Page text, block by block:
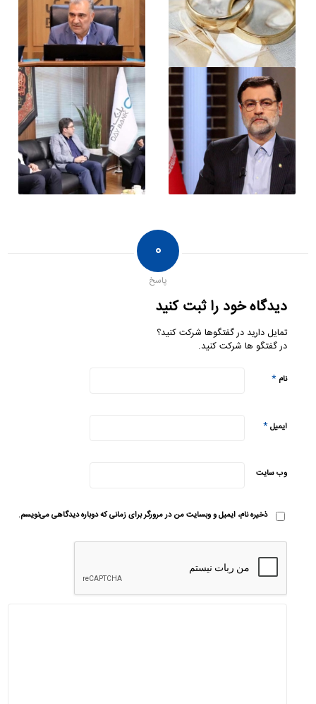
۰
پاسخ
دیدگاه خود را ثبت کنید
تمایل دارید در گفتگوها شرکت کنید؟
در گفتگو ها شرکت کنید.
نام*
ایمیل*
وب‌ سایت
ذخیره نام، ایمیل و وبسایت من در مرورگر برای زمانی که دوباره دیدگاهی می‌نویسم.